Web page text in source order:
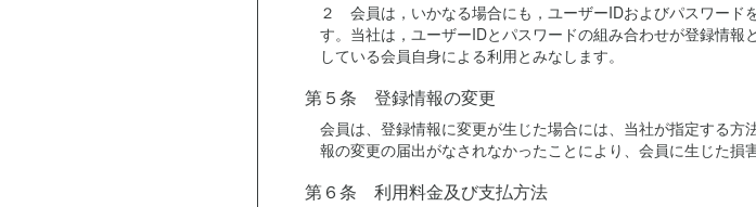
２ 会員は，いかなる場合にも，ユーザーIDおよびパスワード
す。当社は，ユーザーIDとパスワードの組み合わせが登録情
している会員自身による利用とみなします。
第５条 登録情報の変更
会員は、登録情報に変更が生じた場合には、当社が指定する
報の変更の届出がなされなかったことにより、会員に生じた損
第６条 利用料金及び支払方法